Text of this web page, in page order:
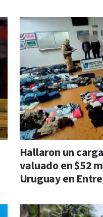
Hallaron un
valuado en $52
Uruguay en